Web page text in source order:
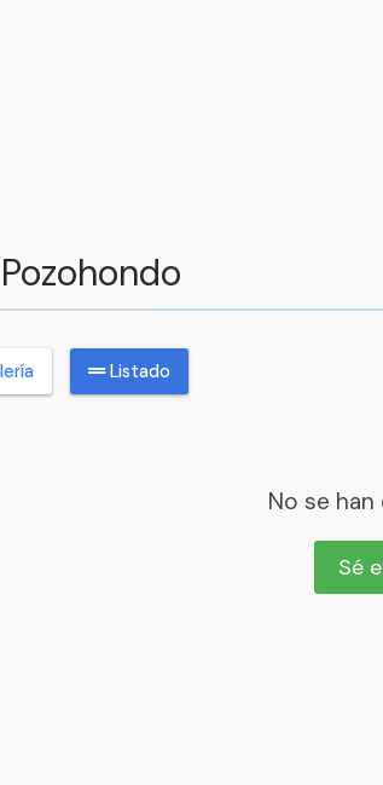
Listado
No se
Sé